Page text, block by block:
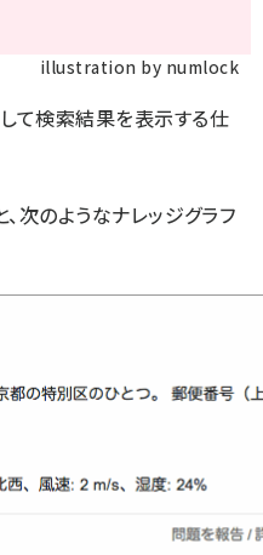
illustration by numlock
て検索結果を表示する仕
次のようなナレッジグラフ